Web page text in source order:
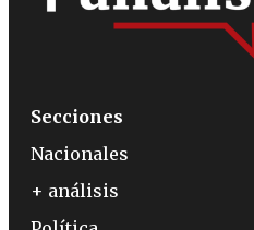
Secciones
Nacionales
+ análisis